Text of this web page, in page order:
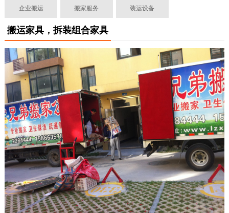
简
介
服
务
项
目
务
企业搬运 搬家服务 装运设备
搬运家具，拆装组合家具